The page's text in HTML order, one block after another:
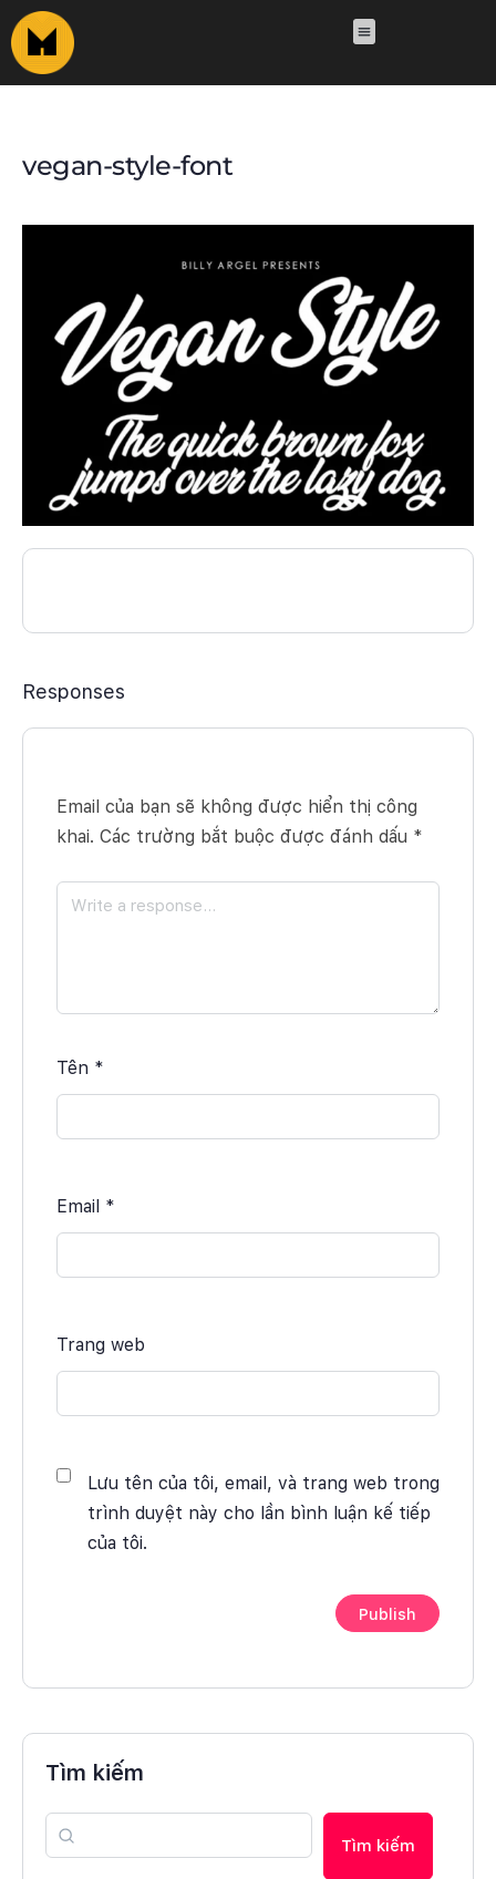
vegan-style-font
Responses
Email của bạn sẽ không được hiển thị công
khai. Các trường bắt buộc được đánh dấu *
Tên *
Email *
Trang web
Lưu tên của tôi, email, và trang web trong
trình duyệt này cho lần bình luận kế tiếp
của tôi.
Tìm kiếm
Tìm kiếm